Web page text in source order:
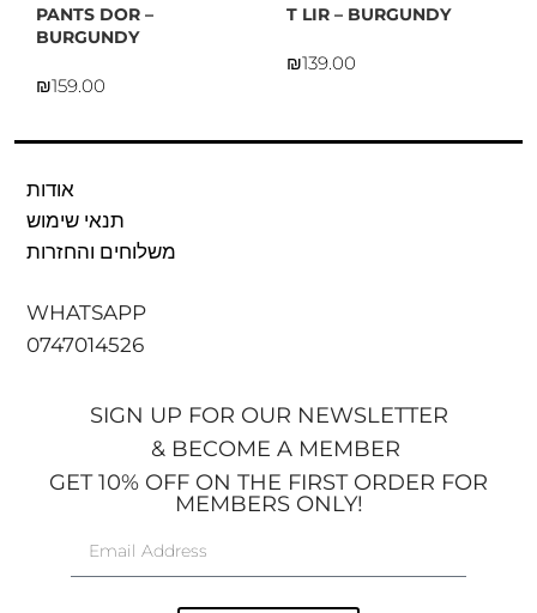
PANTS DOR –
BURGUNDY
₪
T LIR – BURGUNDY
₪
אודות
תנאי שימוש
משלוחים והחזרות
WHATSAPP
0747014526
SIGN UP FOR OUR NEWSLETTER
& BECOME A MEMBER
GET 10% OFF ON THE FIRST ORDER FOR
MEMBERS ONLY!